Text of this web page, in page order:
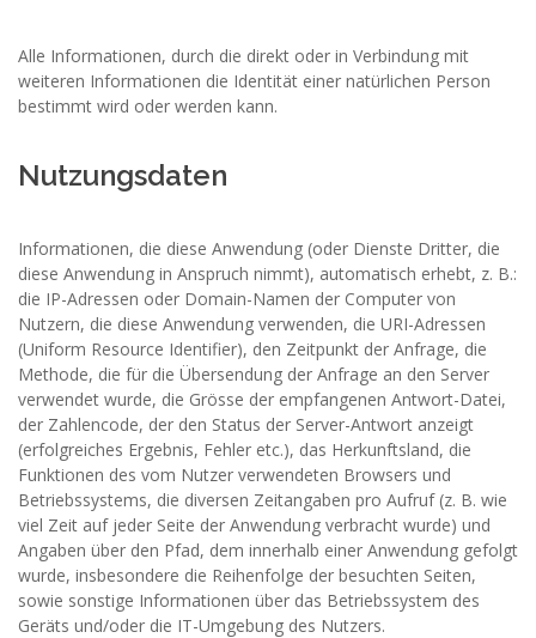
Alle Informationen, durch die direkt oder in Verbindung mit
weiteren Informationen die Identität einer natürlichen Person
bestimmt wird oder werden kann.
Nutzungsdaten
Informationen, die diese Anwendung (oder Dienste Dritter, die
diese Anwendung in Anspruch nimmt), automatisch erhebt, z. B.:
die IP-Adressen oder Domain-Namen der Computer von
Nutzern, die diese Anwendung verwenden, die URI-Adressen
(Uniform Resource Identifier), den Zeitpunkt der Anfrage, die
Methode, die für die Übersendung der Anfrage an den Server
verwendet wurde, die Grösse der empfangenen Antwort-Datei,
der Zahlencode, der den Status der Server-Antwort anzeigt
(erfolgreiches Ergebnis, Fehler etc.), das Herkunftsland, die
Funktionen des vom Nutzer verwendeten Browsers und
Betriebssystems, die diversen Zeitangaben pro Aufruf (z. B. wie
viel Zeit auf jeder Seite der Anwendung verbracht wurde) und
Angaben über den Pfad, dem innerhalb einer Anwendung gefolgt
wurde, insbesondere die Reihenfolge der besuchten Seiten,
sowie sonstige Informationen über das Betriebssystem des
Geräts und/oder die IT-Umgebung des Nutzers.